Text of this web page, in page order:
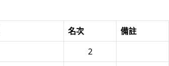
名次
備註
2